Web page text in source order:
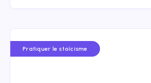
Pratiquer le stoïcisme